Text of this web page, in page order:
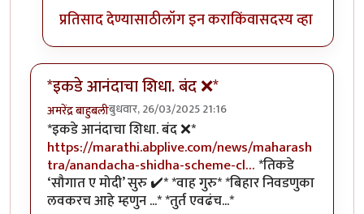
प्रतिसाद देण्यासाठीलॉग इन कराकिंवासदस्य व्हा
*इकडे आनंदाचा शिधा. बंद ❌*
अमरेंद्र बाहुबलीबुधवार, 26/03/2025 21:16
*इकडे आनंदाचा शिधा. बंद ❌*
https://marathi.abplive.com/news/maharash
tra/anandacha-shidha-scheme-cl…*तिकडे
‘सौगात ए मोदी’ सुरु ✔️* *वाह गुरु* *बिहार निवडणुका
लवकरच आहे म्हणुन ...* *तुर्त एवढंच...*